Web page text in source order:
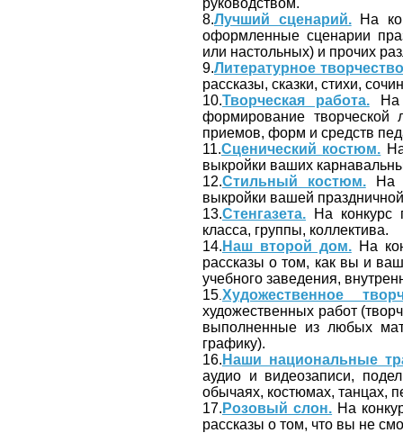
руководством.
8.Лучший сценарий.На
оформленные сценарии
или настольных) и прочих
9.Литературное
рассказы, сказки, стихи,
10.Творческая работа.На
формирование творческой
приемов, форм и средств
11.Сценический костюм.
выкройки ваших
12.Стильный костюм.На
выкройки вашей
13.Стенгазета. На конкурс
класса, группы, коллектива.
14. Наш второй дом.На
рассказы о том, как вы и
учебного заведения,
15 Художественное
художественных работ
выполненные из любых
графику).
16. Наши национальные
аудио и видеозаписи,
обычаях, костюмах, танцах,
17. Розовый слон. На
рассказы о том, что вы не